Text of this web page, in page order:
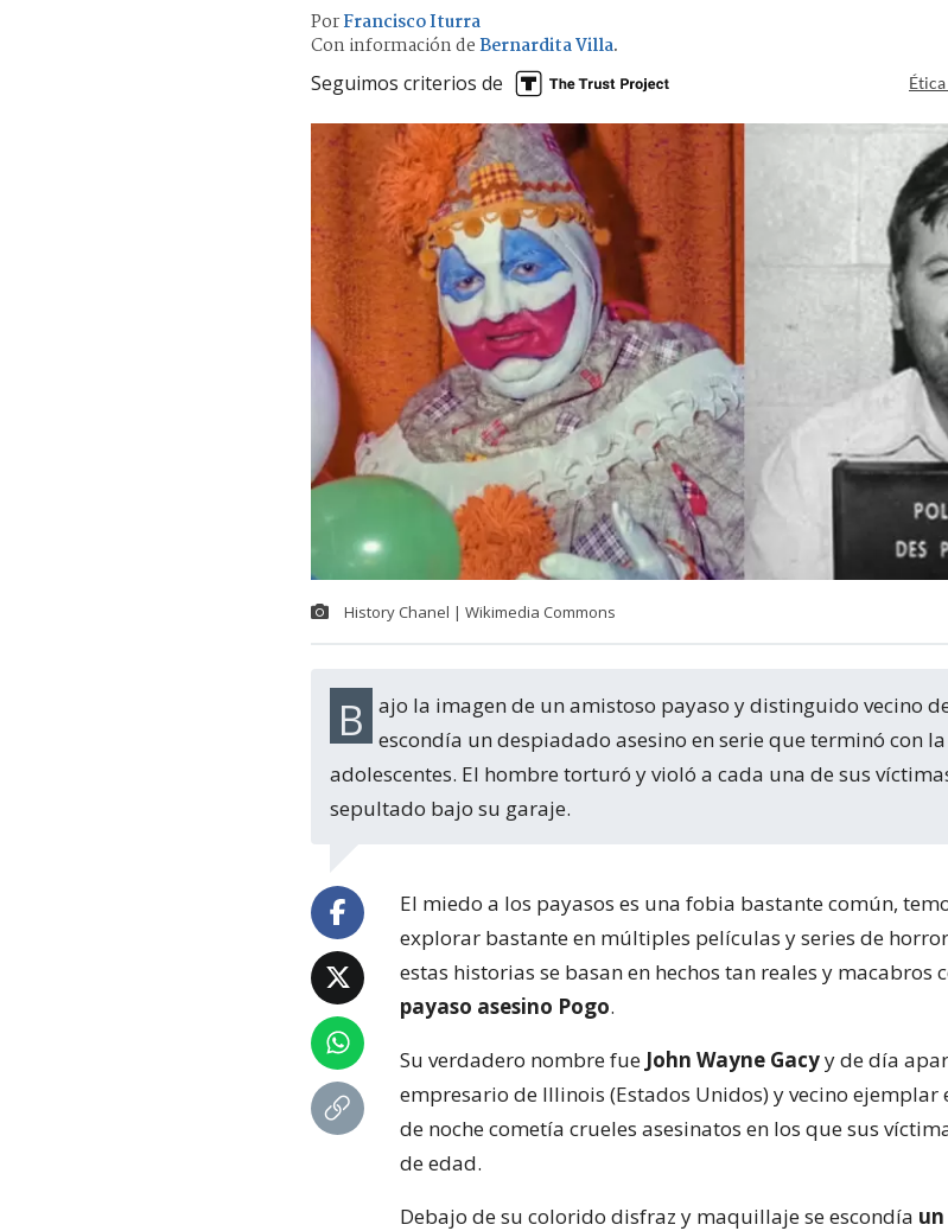
PorFrancisco Iturra
Con información de Bernardita Villa.
Seguimos criterios de
History Chanel | Wikimedia Commons
Bajo la imagen de un amistoso payaso y distinguido vecino de su comunidad, se
escondía un despiadado asesino en serie que terminó con
adolescentes. El hombre torturó y violó a cada una de sus
sepultado bajo su garaje.
El miedo a los payasos es una fobia bastante común,
explorar bastante en múltiples películas y series de
estas historias se basan en hechos tan reales y macabros
payaso asesino Pogo.
Su verdadero nombre fue John Wayne Gacyy de día
empresario de Illinois (Estados Unidos) y vecino ejemplar
de noche cometía crueles asesinatos en los que sus
de edad.
Debajo de su colorido disfraz y maquillaje se escondía